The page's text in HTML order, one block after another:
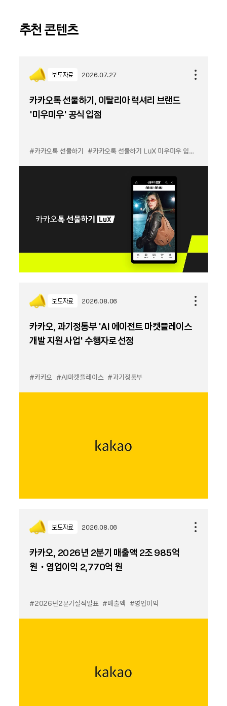
추천 콘텐츠
보도자료 2026.07.27
카카오톡 선물하기, 이탈리아 럭셔리 브랜드
'미우미우' 공식 입점
#카카오톡 선물하기 #카카오톡 선물하기 LuX 미우미우 입점
보도자료 2026.08.06
카카오, 과기정통부 ‘AI 에이전트 마켓플레이스
개발 지원 사업’ 수행자로 선정
#카카오 #AI마켓플레이스 #과기정통부
보도자료 2026.08.06
카카오, 2026년 2분기 매출액 2조 985억
원・영업이익 2,770억 원
#2026년2분기실적발표 #매출액 #영업이익